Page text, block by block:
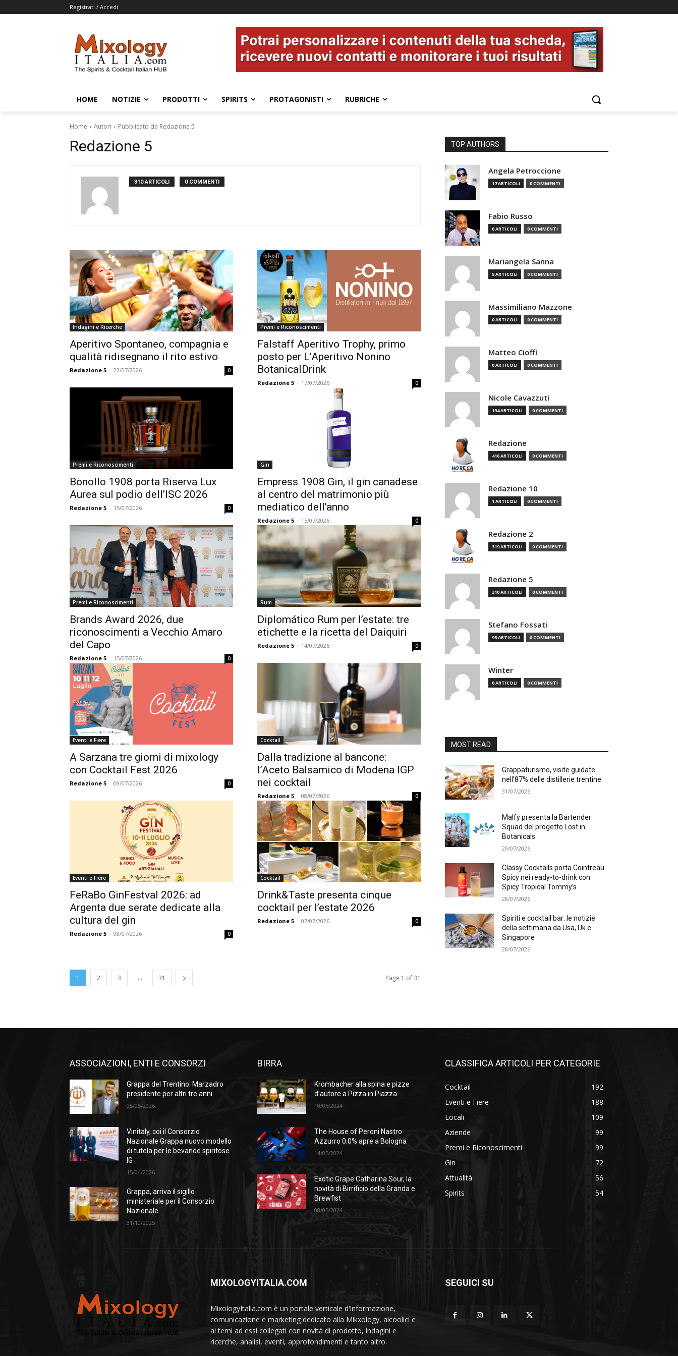
Registrati / Accedi
HOME NOTIZIE PRODOTTI SPIRITS PROTAGONISTI RUBRICHE
Home Autori Pubblicato da Redazione 5
Redazione 5
310 ARTICOLI 0 COMMENTI
Indagini e Ricerche
Aperitivo Spontaneo, compagnia e
qualità ridisegnano il rito estivo
Redazione 5 - 22/07/2026 0
Premi e Riconoscimenti
Falstaff Aperitivo Trophy, primo
posto per L’Aperitivo Nonino
BotanicalDrink
Redazione 5 - 17/07/2026 0
Premi e Riconoscimenti
Bonollo 1908 porta Riserva Lux
Aurea sul podio dell’ISC 2026
Redazione 5 - 15/07/2026 0
Gin
Empress 1908 Gin, il gin canadese
al centro del matrimonio più
mediatico dell’anno
Redazione 5 - 15/07/2026 0
Premi e Riconoscimenti
Brands Award 2026, due
riconoscimenti a Vecchio Amaro
del Capo
Redazione 5 - 15/07/2026 0
Rum
Diplomático Rum per l’estate: tre
etichette e la ricetta del Daiquiri
Redazione 5 - 14/07/2026 0
Eventi e Fiere
A Sarzana tre giorni di mixology
con Cocktail Fest 2026
Redazione 5 - 09/07/2026 0
Cocktail
Dalla tradizione al bancone:
l’Aceto Balsamico di Modena IGP
nei cocktail
Redazione 5 - 08/07/2026 0
Eventi e Fiere
FeRaBo GinFestval 2026: ad
Argenta due serate dedicate alla
cultura del gin
Redazione 5 - 08/07/2026 0
Cocktail
Drink&Taste presenta cinque
cocktail per l’estate 2026
Redazione 5 - 07/07/2026 0
1 2 3 ... 31 Page 1 of 31
TOP AUTHORS
Angela Petroccione
17 ARTICOLI 0 COMMENTI
Fabio Russo
0 ARTICOLI 0 COMMENTI
Mariangela Sanna
5 ARTICOLI 0 COMMENTI
Massimiliano Mazzone
0 ARTICOLI 0 COMMENTI
Matteo Cioffi
0 ARTICOLI 0 COMMENTI
Nicole Cavazzuti
194 ARTICOLI 0 COMMENTI
Redazione
416 ARTICOLI 0 COMMENTI
Redazione 10
1 ARTICOLI 0 COMMENTI
Redazione 2
319 ARTICOLI 0 COMMENTI
Redazione 5
310 ARTICOLI 0 COMMENTI
Stefano Fossati
95 ARTICOLI 0 COMMENTI
Winter
0 ARTICOLI 0 COMMENTI
MOST READ
Grappaturismo, visite guidate
nell’87% delle distillerie trentine
31/07/2026
Malfy presenta la Bartender
Squad del progetto Lost in
Botanicals
29/07/2026
Classy Cocktails porta Cointreau
Spicy nei ready-to-drink con
Spicy Tropical Tommy’s
28/07/2026
Spiriti e cocktail bar: le notizie
della settimana da Usa, Uk e
Singapore
28/07/2026
ASSOCIAZIONI, ENTI E CONSORZI
Grappa del Trentino: Marzadro
presidente per altri tre anni
05/05/2026
Vinitaly, coi il Consorzio
Nazionale Grappa nuovo modello
di tutela per le bevande spiritose
IG
15/04/2026
Grappa, arriva il sigillo
ministeriale per il Consorzio
Nazionale
31/10/2025
BIRRA
Krombacher alla spina e pizze
d’autore a Pizza in Piazza
10/06/2024
The House of Peroni Nastro
Azzurro 0.0% apre a Bologna
14/05/2024
Exotic Grape Catharina Sour, la
novità di Birrificio della Granda e
Brewfist
08/05/2024
CLASSIFICA ARTICOLI PER CATEGORIE
Cocktail
192
Eventi e Fiere
188
Locali
109
Aziende
99
Premi e Riconoscimenti
99
Gin
72
Attualità
56
Spirits
54
MIXOLOGYITALIA.COM
MixologyItalia.com è un portale verticale d'informazione,
comunicazione e marketing dedicato alla Mikxology, alcoolici e
ai temi ad essi collegati con novità di prodotto, indagini e
ricerche, analisi, eventi, approfondimenti e tanto altro.
SEGUICI SU